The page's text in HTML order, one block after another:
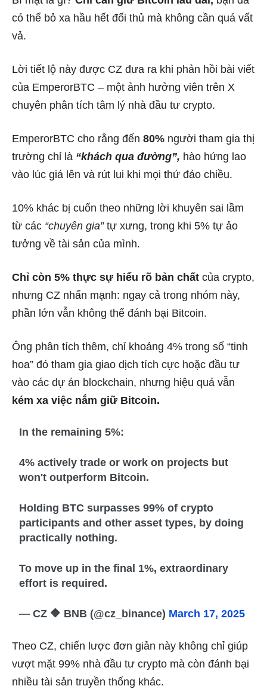
có thể bỏ xa hầu hết đối thủ mà không cần quá vất
vả.
Lời tiết lộ này được CZ đưa ra khi phản hồi bài viết
của EmperorBTC – một ảnh hưởng viên trên X
chuyên phân tích tâm lý nhà đầu tư crypto.
EmperorBTC cho rằng đến 80% người tham gia thị
trường chỉ là “khách qua đường”, hào hứng lao
vào lúc giá lên và rút lui khi mọi thứ đảo chiều.
10% khác bị cuốn theo những lời khuyên sai lầm
từ các “chuyên gia”tự xưng, trong khi 5% tự ảo
tưởng về tài sản của mình.
Chỉ còn 5% thực sự hiểu rõ bản chất của crypto,
nhưng CZ nhấn mạnh: ngay cả trong nhóm này,
phần lớn vẫn không thể đánh bại Bitcoin.
Ông phân tích thêm, chỉ khoảng 4% trong số “tinh
hoa” đó tham gia giao dịch tích cực hoặc đầu tư
vào các dự án blockchain, nhưng hiệu quả vẫn
kém xa việc nắm giữ Bitcoin.
In the remaining 5%:
4% actively trade or work on projects but
won't outperform Bitcoin.
Holding BTC surpasses 99% of crypto
participants and other asset types, by doing
practically nothing.
To move up in the final 1%, extraordinary
effort is required.
— CZ 🔶 BNB (@cz_binance) March 17, 2025
Theo CZ, chiến lược đơn giản này không chỉ giúp
vượt mặt 99% nhà đầu tư crypto mà còn đánh bại
nhiều tài sản truyền thống khác.